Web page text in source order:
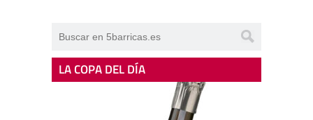
LA COPA DEL DÍA